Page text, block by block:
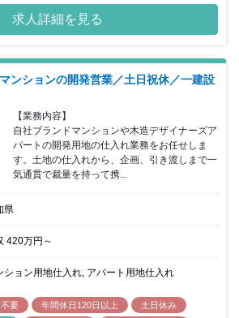
人です。土日祝休みで残業も平均20時間以下
る方でも安心してお仕事に集中できることも
求人詳細を見る
ンションの開発営業／土日祝休／一建設
【業務内容】
自社ブランドマンションや木造デザイナーズア
パートの開発用地の仕入れ業務をお任せしま
す。土地の仕入れから、企画、引き渡しまで一
気通貫で裁量を持って携...
県
420万円 ～
ション用地仕入れ, アパート用地仕入れ
要 年間休日120日以上
土日休み